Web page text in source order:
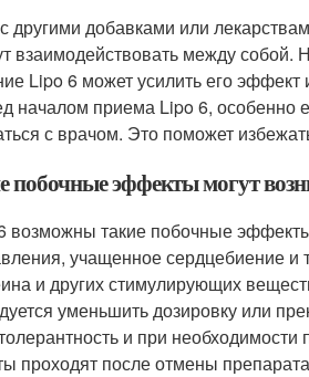
другими добавками или
взаимодействовать между
Lipo 6 может усилить его
началом приема Lipo 6,
с врачом. Это поможет
побочные эффекты могут
возможны такие побочные
учащенное сердцебиение
и других стимулирующих
уменьшить дозировку или
и при
проходят после отмены